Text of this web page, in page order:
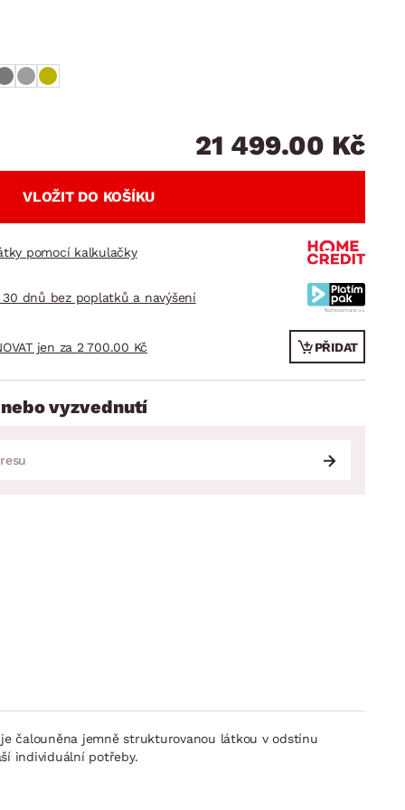
21 499.00 Kč
VLOŽIT DO KOŠÍKU
pomocí kalkulačky
dnů bez poplatků a navýšení
jen za 2 700.00 Kč PŘIDAT
vyzvednutí
čalouněna jemně strukturovanou látkou v odstínu
individuální potřeby.